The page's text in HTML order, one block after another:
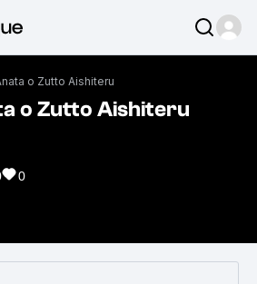
o Zutto Aishiteru
o Zutto Aishiteru
0